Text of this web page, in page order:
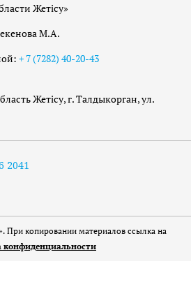
Жетісу»
М.А.
+ 7 (7282) 40-20-43
Жетісу, г. Талдыкорган, ул.
2041
При копировании материалов ссылка на
конфиденциальности